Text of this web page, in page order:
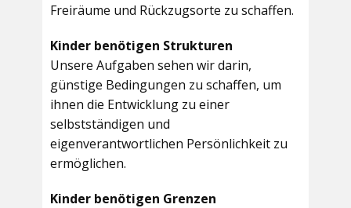
Freiräume und Rückzugsorte zu schaffen.
Kinder benötigen Strukturen
Unsere Aufgaben sehen wir darin,
günstige Bedingungen zu schaffen, um
ihnen die Entwicklung zu einer
selbstständigen und
eigenverantwortlichen Persönlichkeit zu
ermöglichen.
Kinder benötigen Grenzen